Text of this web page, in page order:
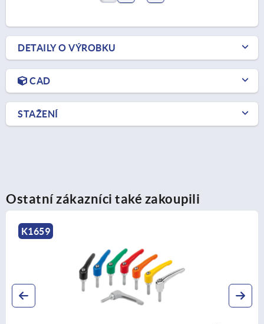
DETAILY O VÝROBKU
CAD
STAŽENÍ
Ostatní zákazníci také zakoupili
K0120